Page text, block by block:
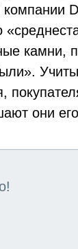
компании
камни,
они его